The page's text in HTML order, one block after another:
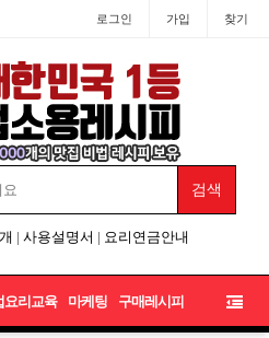
로그인 가입 찾기
| 사용설명서 | 요리연금안내
요리교육 마케팅 구매레시피